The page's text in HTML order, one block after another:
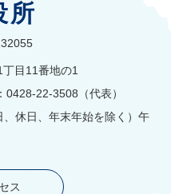
所
目11番地の1
22-3508（代表）
休日、年末年始を除く）午
ス